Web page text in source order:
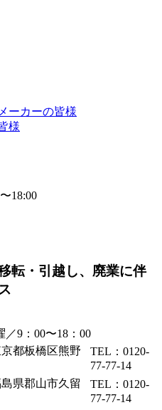
ーカーの皆様
様
18:00
転・引越し、廃業に伴
／9：00〜18：00
京都板橋区熊野
TEL：0120-
77-77-14
島県郡山市久留
TEL：0120-
77-77-14